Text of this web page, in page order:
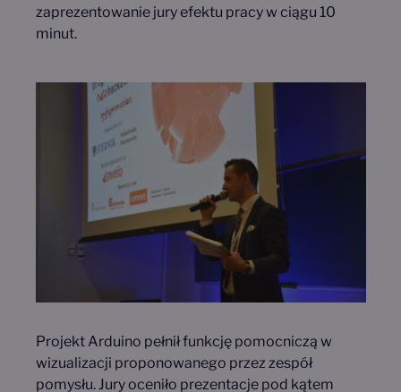
zaprezentowanie jury efektu pracy w ciągu 10
minut.
Projekt Arduino pełnił funkcję pomocniczą w
wizualizacji proponowanego przez zespół
pomysłu. Jury oceniło prezentacje pod kątem